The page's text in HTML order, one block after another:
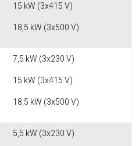
15 kW (3x415 V)
18,5 kW (3x500 V)
7,5 kW (3x230 V)
15 kW (3x415 V)
18,5 kW (3x500 V)
5,5 kW (3x230 V)